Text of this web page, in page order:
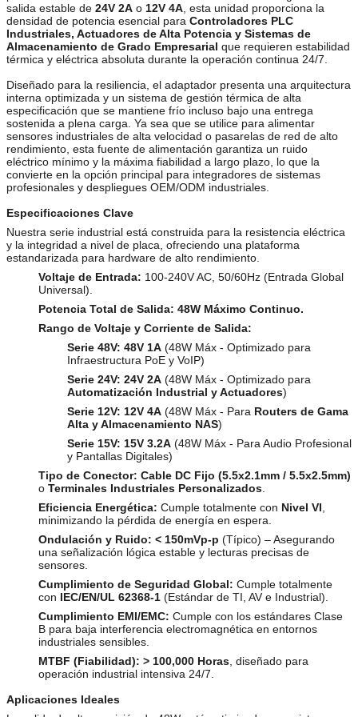
salida estable de 24V 2A o 12V 4A , esta unidad proporciona la
densidad de potencia esencial para Controladores PLC
Industriales, Actuadores de Alta Potencia y Sistemas de
Almacenamiento de Grado Empresarial que requieren estabilidad
térmica y eléctrica absoluta durante la operación continua 24/7.
Diseñado para la resiliencia, el adaptador presenta una arquitectura
interna optimizada y un sistema de gestión térmica de alta
especificación que se mantiene frío incluso bajo una entrega
sostenida a plena carga. Ya sea que se utilice para alimentar
sensores industriales de alta velocidad o pasarelas de red de alto
rendimiento, esta fuente de alimentación garantiza un ruido
eléctrico mínimo y la máxima fiabilidad a largo plazo, lo que la
convierte en la opción principal para integradores de sistemas
profesionales y despliegues OEM/ODM industriales.
Especificaciones Clave
Nuestra serie industrial está construida para la resistencia eléctrica
y la integridad a nivel de placa, ofreciendo una plataforma
estandarizada para hardware de alto rendimiento.
Voltaje de Entrada: 100-240V AC, 50/60Hz (Entrada Global
Universal).
Potencia Total de Salida: 48W Máximo Continuo.
Rango de Voltaje y Corriente de Salida:
Serie 48V: 48V 1A (48W Máx - Optimizado para
Infraestructura PoE y VoIP)
Serie 24V: 24V 2A (48W Máx - Optimizado para
Automatización Industrial y Actuadores)
Serie 12V: 12V 4A (48W Máx - Para Routers de Gama
Alta y Almacenamiento NAS)
Serie 15V: 15V 3.2A (48W Máx - Para Audio Profesional
y Pantallas Digitales)
Tipo de Conector: Cable DC Fijo (5.5x2.1mm / 5.5x2.5mm)
o Terminales Industriales Personalizados
Eficiencia Energética: Cumple totalmente con Nivel VI
minimizando la pérdida de energía en espera.
Ondulación y Ruido: < 150mVp-p (Típico) – Asegurando
una señalización lógica estable y lecturas precisas de
sensores.
Cumplimiento de Seguridad Global: Cumple totalmente
con IEC/EN/UL 62368-1 (Estándar de TI, AV e Industrial).
Cumplimiento EMI/EMC: Cumple con los estándares Clase
B para baja interferencia electromagnética en entornos
industriales sensibles.
MTBF (Fiabilidad): > 100,000 Horas , diseñado para
operación industrial intensiva 24/7.
Aplicaciones Ideales